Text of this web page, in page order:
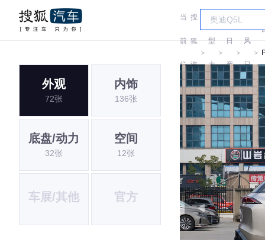
当
前
位
置:
搜
狐
汽
车
＞
车
型
大
全
＞
日
产
＞
风
日
产
＞
外观
72张
内饰
136张
底盘/动力
32张
空间
12张
车展/其他 官方